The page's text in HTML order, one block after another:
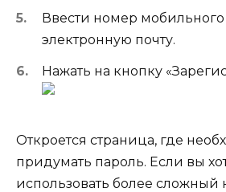
Ввести номер
электронную почту.
Нажать на кнопку
Откроется страница, где
придумать пароль. Если вы
использовать более сложный